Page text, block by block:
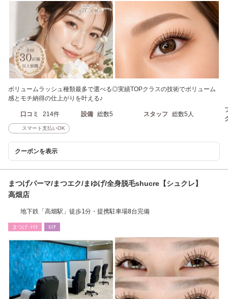
ボリュームラッシュ種類最多で選べる◎実績TOPクラスの技術でボリューム
感とモチ納得の仕上がりを叶える♪
口コミ 214件 設備 総数5 スタッフ 総数5人
スマート支払いOK
クーポンを表示
まつげパーマ/まつエク/まゆげ/全身脱毛shucre【シュクレ】
高畑店
地下鉄「高畑駅」徒歩1分・提携駐車場8台完備
まつげ･ﾒｲｸ ｴｽﾃ